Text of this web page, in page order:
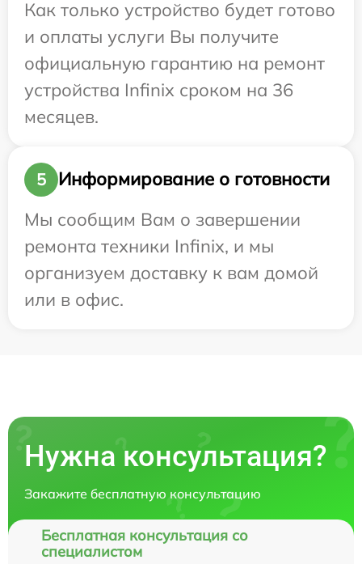
Как только устройство будет готово
и оплаты услуги Вы получите
официальную гарантию на ремонт
устройства Infinix сроком на 36
месяцев.
5
Информирование о готовности
Мы сообщим Вам о завершении
ремонта техники Infinix, и мы
организуем доставку к вам домой
или в офис.
Нужна консультация?
Закажите бесплатную консультацию
Бесплатная консультация со
специалистом